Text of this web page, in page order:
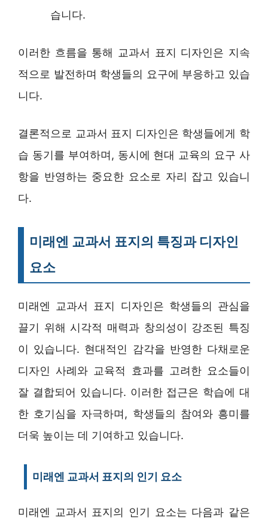
습니다.
이러한 흐름을 통해 교과서 표지 디자인은 지속
적으로 발전하며 학생들의 요구에 부응하고 있습
니다.
결론적으로 교과서 표지 디자인은 학생들에게 학
습 동기를 부여하며, 동시에 현대 교육의 요구 사
항을 반영하는 중요한 요소로 자리 잡고 있습니
다.
미래엔 교과서 표지의 특징과 디자인
요소
미래엔 교과서 표지 디자인은 학생들의 관심을
끌기 위해 시각적 매력과 창의성이 강조된 특징
이 있습니다. 현대적인 감각을 반영한 다채로운
디자인 사례와 교육적 효과를 고려한 요소들이
잘 결합되어 있습니다. 이러한 접근은 학습에 대
한 호기심을 자극하며, 학생들의 참여와 흥미를
더욱 높이는 데 기여하고 있습니다.
미래엔 교과서 표지의 인기 요소
미래엔 교과서 표지의 인기 요소는 다음과 같은